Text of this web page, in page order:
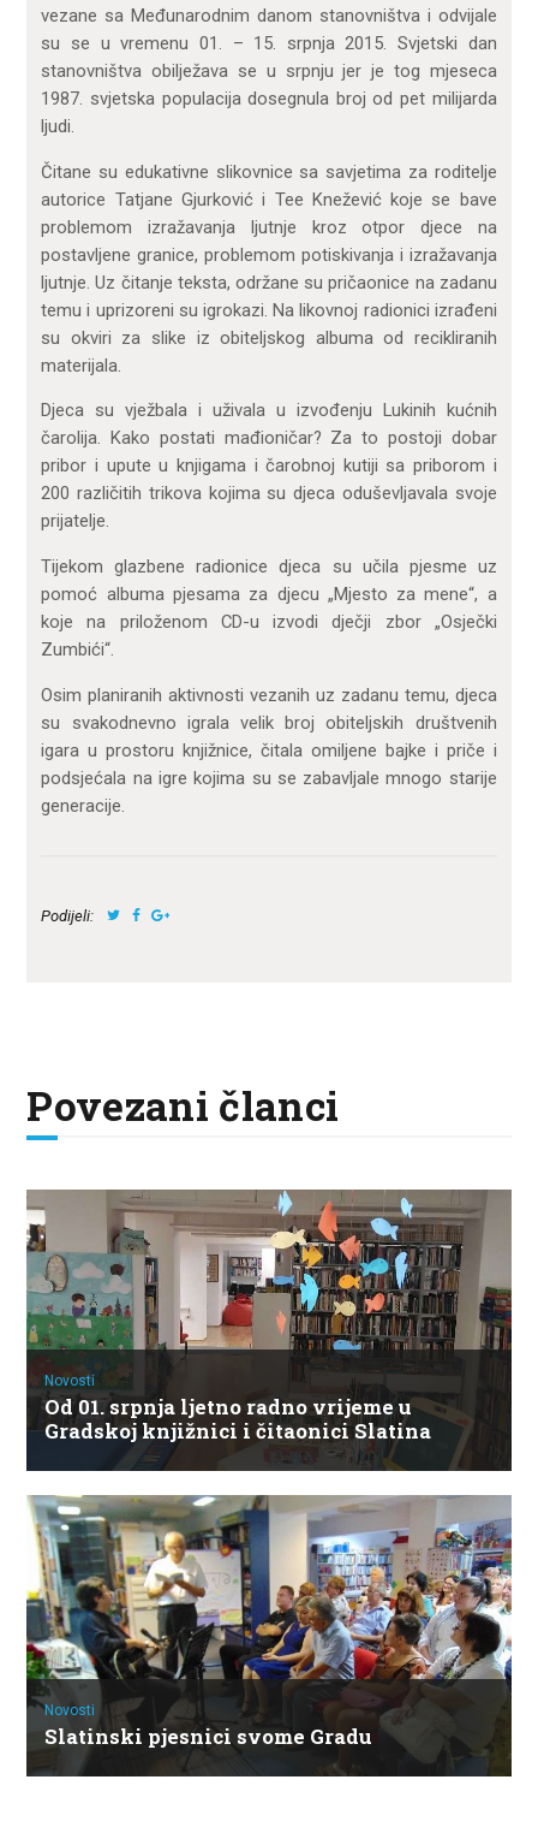
vezane sa Međunarodnim danom stanovništva i odvijale
su se u vremenu 01. – 15. srpnja 2015. Svjetski dan
stanovništva obilježava se u srpnju jer je tog mjeseca
1987. svjetska populacija dosegnula broj od pet milijarda
ljudi.
Čitane su edukativne slikovnice sa savjetima za roditelje
autorice Tatjane Gjurković i Tee Knežević koje se bave
problemom izražavanja ljutnje kroz otpor djece na
postavljene granice, problemom potiskivanja i izražavanja
ljutnje. Uz čitanje teksta, održane su pričaonice na zadanu
temu i uprizoreni su igrokazi. Na likovnoj radionici izrađeni
su okviri za slike iz obiteljskog albuma od recikliranih
materijala.
Djeca su vježbala i uživala u izvođenju Lukinih kućnih
čarolija. Kako postati mađioničar? Za to postoji dobar
pribor i upute u knjigama i čarobnoj kutiji sa priborom i
200 različitih trikova kojima su djeca oduševljavala svoje
prijatelje.
Tijekom glazbene radionice djeca su učila pjesme uz
pomoć albuma pjesama za djecu „Mjesto za mene“, a
koje na priloženom CD-u izvodi dječji zbor „Osječki
Zumbići“.
Osim planiranih aktivnosti vezanih uz zadanu temu, djeca
su svakodnevno igrala velik broj obiteljskih društvenih
igara u prostoru knjižnice, čitala omiljene bajke i priče i
podsjećala na igre kojima su se zabavljale mnogo starije
generacije.
Podijeli:
Povezani članci
Novosti
Od 01. srpnja ljetno radno vrijeme u
Gradskoj knjižnici i čitaonici Slatina
Novosti
Slatinski pjesnici svome Gradu